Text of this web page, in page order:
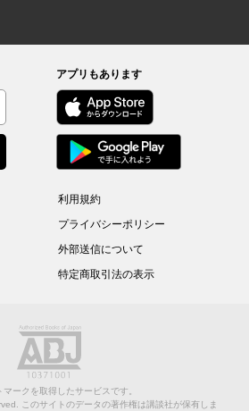
アプリもあります
利用規約
プライバシーポリシー
外部送信について
特定商取引法の表示
ークを取得したサービスです。
このサイトのデータの著作権は講談社が保有しま